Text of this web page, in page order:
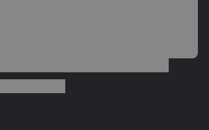
apresentado à torcida do...